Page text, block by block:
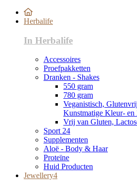
Herbalife
In Herbalife
Accessoires
Proefpakketten
Dranken - Shakes
550 gram
780 gram
Veganistisch,
Kunstmatige Kleur- en
Vrij van Gluten,
Sport 24
Supplementen
Aloë - Body & Haar
Proteïne
Huid Producten
Jewellery4